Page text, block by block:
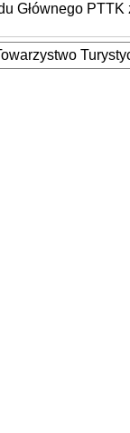
Głównego